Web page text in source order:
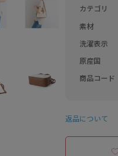
カテゴリ
素材
洗濯表示
原産国
商品コード
返品について